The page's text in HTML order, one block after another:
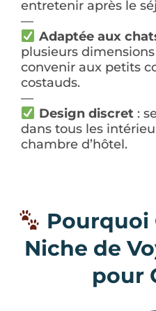
entretenir après le
—
Adaptée aux
plusieurs
convenir aux petits
costauds.
—
Design discret:
dans tous les
chambre d’hôtel.
Pourquoi
Niche de
pour